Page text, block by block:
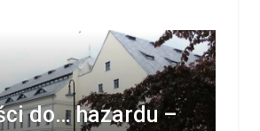
do… hazardu –